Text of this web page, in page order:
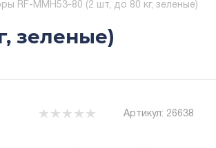
RF-MMH53-80 (2 шт, до 80 кг, зеленые)
зеленые)
Артикул: 26638